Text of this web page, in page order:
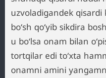
uzvoladigandek qisardi
boʻsh qoʻyib sikdira
u boʻlsa onam bilan
tortqilar edi toʻxta
onamni amini